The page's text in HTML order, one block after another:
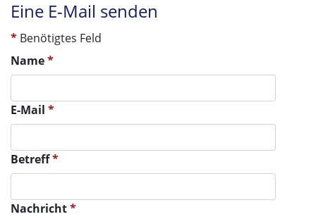
Eine E-Mail senden
* Benötigtes Feld
Name*
E-Mail *
Betreff*
Nachricht*